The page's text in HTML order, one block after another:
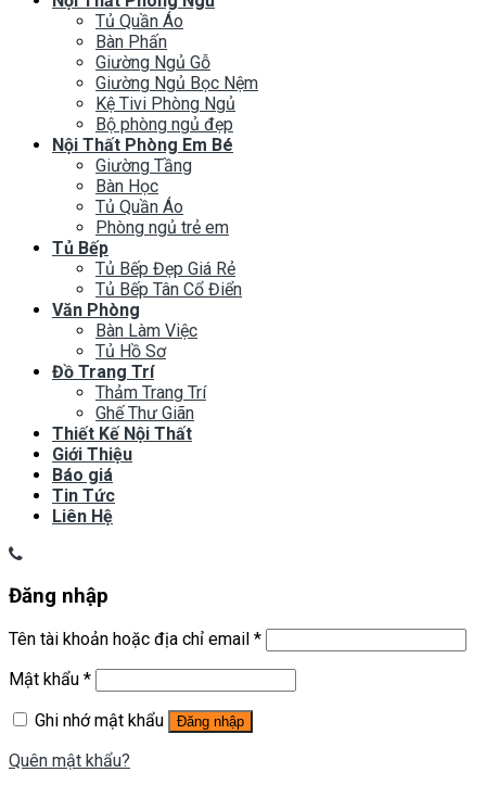
Tủ Quần Áo
Bàn Phấn
Giường Ngủ Gỗ
Giường Ngủ Bọc Nệm
Kệ Tivi Phòng Ngủ
Bộ phòng ngủ đẹp
Nội Thất Phòng Em Bé
Giường Tầng
Bàn Học
Tủ Quần Áo
Phòng ngủ trẻ em
Tủ Bếp
Tủ Bếp Đẹp Giá Rẻ
Tủ Bếp Tân Cổ Điển
Văn Phòng
Bàn Làm Việc
Tủ Hồ Sơ
Đồ Trang Trí
Thảm Trang Trí
Ghế Thư Giãn
Thiết Kế Nội Thất
Giới Thiệu
Báo giá
Tin Tức
Liên Hệ
Đăng nhập
Tên tài khoản hoặc địa chỉ email *
Mật khẩu *
Ghi nhớ mật khẩu
Đăng nhập
Quên mật khẩu?